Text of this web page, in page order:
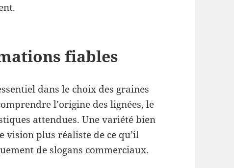
fiables
dans le choix des graines
l’origine des lignées, le
attendues. Une variété bien
vision plus réaliste de ce qu’il
de slogans commerciaux.